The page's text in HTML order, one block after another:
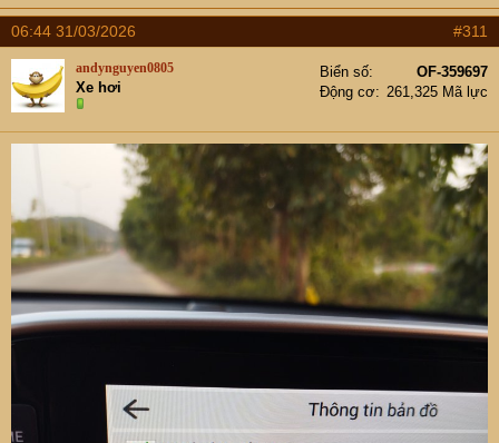
06:44 31/03/2026 #311
andynguyen0805
Xe hơi
Biển số
OF-359697
Động cơ
261,325 Mã lực